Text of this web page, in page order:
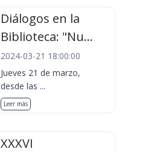
Diálogos en la
Biblioteca: "Nu...
2024-03-21 18:00:00
Jueves 21 de marzo,
desde las ...
Leer más
XXXVI